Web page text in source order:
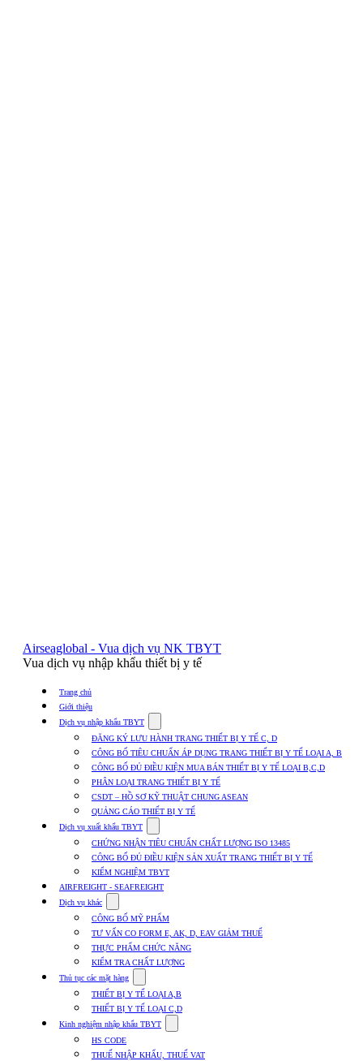
Airseaglobal - Vua dịch vụ NK TBYT
Vua dịch vụ nhập khẩu thiết bị y tế
Trang chủ
Giới thiệu
Dịch vụ nhập khẩu TBYT
submenu
for
Dịch
vụ
nhập
khẩu
TBYT
ĐĂNG KÝ LƯU HÀNH TRANG THIẾT BỊ Y TẾ C, D
CÔNG BỐ TIÊU CHUẨN ÁP DỤNG TRANG THIẾT BỊ Y TẾ LOẠI A, B
CÔNG BỐ ĐỦ ĐIỀU KIỆN MUA BÁN THIẾT BỊ Y TẾ LOẠI B,C,D
PHÂN LOẠI TRANG THIẾT BỊ Y TẾ
CSDT – HỒ SƠ KỸ THUẬT CHUNG ASEAN
QUẢNG CÁO THIẾT BỊ Y TẾ
Dịch vụ xuất khẩu TBYT
submenu
for
Dịch
vụ
xuất
TBYT
CHỨNG NHẬN TIÊU CHUẨN CHẤT LƯỢNG ISO 13485
CÔNG BỐ ĐỦ ĐIỀU KIỆN SẢN XUẤT TRANG THIẾT BỊ Y TẾ
KIỂM NGHIỆM TBYT
AIRFREIGHT - SEAFREIGHT
Dịch vụ khác
submenu
for
Dịch
vụ
khác
CÔNG BỐ MỸ PHẨM
TƯ VẤN CO FORM E, AK, D, EAV GIẢM THUẾ
THỰC PHẨM CHỨC NĂNG
KIỂM TRA CHẤT LƯỢNG
Thủ tục các mặt hàng
submenu
for
Thủ
tục
mặt
THIẾT BỊ Y TẾ LOẠI A,B
THIẾT BỊ Y TẾ LOẠI C,D
Kinh nghiệm nhập khẩu TBYT
submenu
HS CODE
THUẾ NHẬP KHẨU, THUẾ VAT